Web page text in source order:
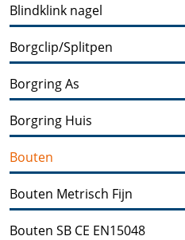
Blindklink nagel
Borgclip/Splitpen
Borgring As
Borgring Huis
Bouten
Bouten Metrisch Fijn
Bouten SB CE EN15048